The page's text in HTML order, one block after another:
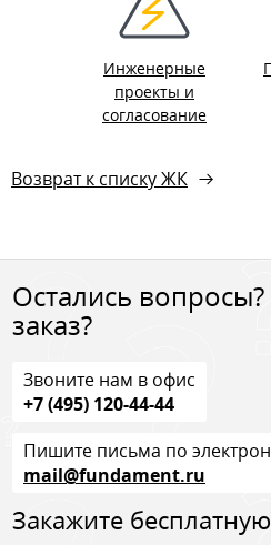
Инженерные
проекты и
согласование
Возврат к списку ЖК
Остались вопросы?
заказ?
Звоните нам в офис
+7 (495) 120-44-44
Пишите письма по
mail@fundament.ru
Закажите